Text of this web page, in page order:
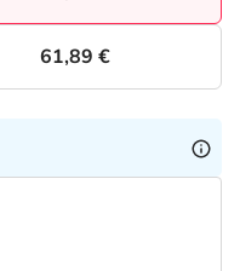
61,89 €